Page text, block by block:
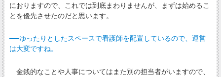
におりますので、これでは到底まわりませんが、まずは始めるこ
とを優先させたのだと思います。
──ゆったりとしたスペースで看護師を配置しているので、運営
は大変ですね。
金銭的なことや人事についてはまた別の担当者がいますので、